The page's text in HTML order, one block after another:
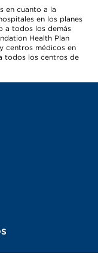
en cuanto a la
en los planes
a todos los demás
Health Plan
centros médicos en
todos los centros de